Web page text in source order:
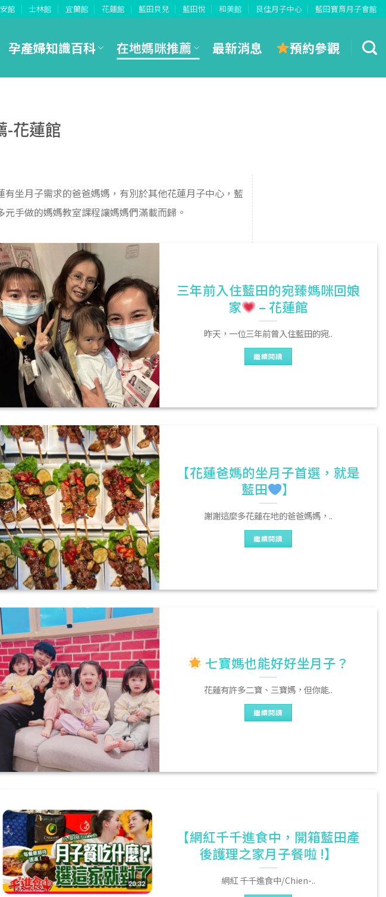
館 士林館 宜蘭館 花蓮館 藍田貝兒 藍田悅 和美館 良佳月子中心 藍田寶育月子會館
孕產婦知識百科 在地媽咪推薦 最新消息 預約參觀
-花蓮館
坐月子需求的爸爸媽媽，有別於其他花蓮月子中心，藍
手做的媽媽教室課程讓媽媽們滿載而歸。
三年前入住藍田的宛臻媽咪回娘
家
– 花蓮館
昨天，一位三年前曾入住藍田的宛..
繼續閱讀
【花蓮爸媽的坐月子首選，就是
藍田
】
謝謝這麼多花蓮在地的爸爸媽媽，..
繼續閱讀
七寶媽也能好好坐月子？
花蓮有許多二寶、三寶媽，但你能..
繼續閱讀
【網紅千千進食中，開箱藍田產
後護理之家月子餐啦 !】
網紅 千千進食中/Chien-..